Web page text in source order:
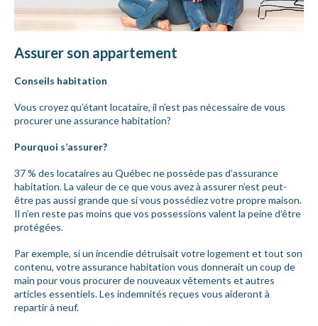
Assurer son appartement
Conseils habitation
Vous croyez qu’étant locataire, il n’est pas nécessaire de vous
procurer une assurance habitation?
Pourquoi s’assurer?
37 % des locataires au Québec ne possède pas d’assurance
habitation. La valeur de ce que vous avez à assurer n’est peut-
être pas aussi grande que si vous possédiez votre propre maison.
Il n’en reste pas moins que vos possessions valent la peine d’être
protégées.
Par exemple, si un incendie détruisait votre logement et tout son
contenu, votre assurance habitation vous donnerait un coup de
main pour vous procurer de nouveaux vêtements et autres
articles essentiels. Les indemnités reçues vous aideront à
repartir à neuf.